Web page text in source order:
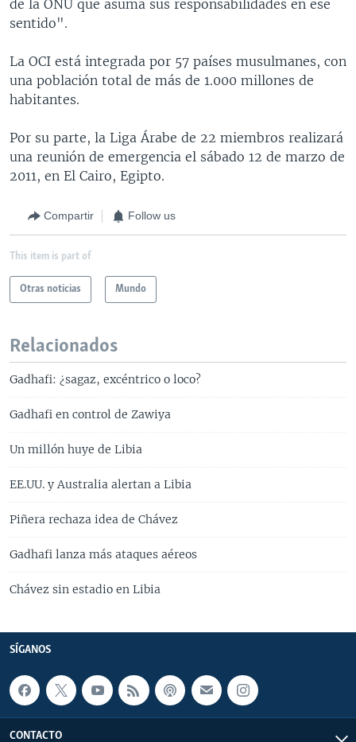
de la ONU que asuma sus responsabilidades en ese
sentido".
La OCI está integrada por 57 países musulmanes, con
una población total de más de 1.000 millones de
habitantes.
Por su parte, la Liga Árabe de 22 miembros realizará
una reunión de emergencia el sábado 12 de marzo de
2011, en El Cairo, Egipto.
Compartir Follow us
This item is part of
Otras noticias Mundo
Relacionados
Gadhafi: ¿sagaz, excéntrico o loco?
Gadhafi en control de Zawiya
Un millón huye de Libia
EE.UU. y Australia alertan a Libia
Piñera rechaza idea de Chávez
Gadhafi lanza más ataques aéreos
Chávez sin estadio en Libia
SÍGANOS
CONTACTO